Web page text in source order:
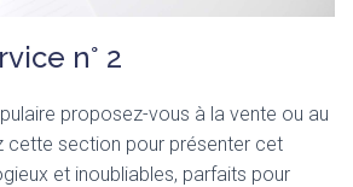
n° 2
proposez-vous à la vente ou au
cette section pour présenter cet
et inoubliables, parfaits pour